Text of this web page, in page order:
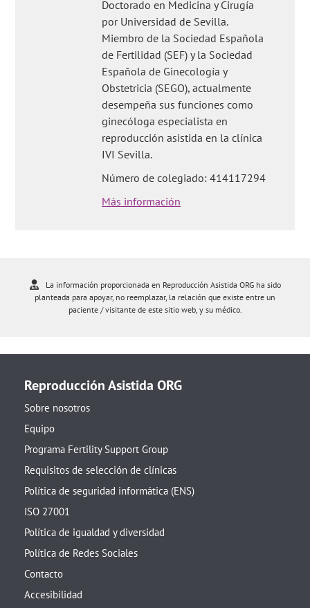
Doctorado en Medicina y Cirugía
por Universidad de Sevilla.
Miembro de la Sociedad Española
de Fertilidad (SEF) y la Sociedad
Española de Ginecología y
Obstetricia (SEGO), actualmente
desempeña sus funciones como
ginecóloga especialista en
reproducción asistida en la clínica
IVI Sevilla.
Número de colegiado: 414117294
Más información
La información proporcionada en Reproducción Asistida ORG ha sido
planteada para apoyar, no reemplazar, la relación que existe entre un
paciente / visitante de este sitio web, y su médico.
Reproducción Asistida ORG
Sobre nosotros
Equipo
Programa Fertility Support Group
Requisitos de selección de clínicas
Política de seguridad informática (ENS)
ISO 27001
Política de igualdad y diversidad
Política de Redes Sociales
Contacto
Accesibilidad